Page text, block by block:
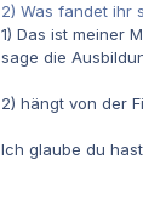
2) Was fandet ihr
1) Das ist meiner
sage die
2) hängt von der
Ich glaube du